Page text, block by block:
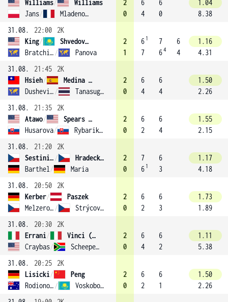
Williams/
Williams
Jans/ Mladenovic (15)
2
0
6
4
6
0
1.04
8.38
31.08.
22:00
2K
King/
Shvedova (5)
Bratchikova / Panova
2
1
6 1
7
7
64
6
4
1.16
4.31
31.08.
21:45
2K
Hsieh/
Medina Garrigues (16)
Dushevina / Tanasugarn
2
0
6
4
6
4
1.50
2.26
31.08.
21:35
2K
Atawo/
Spears (9)
Husarova/ Rybarikova
2
0
6
2
6
4
1.55
2.15
31.08.
21:20
2K
Sestini Hlaváčková /
Hradecká (3)
Barthel / Maria
2
0
7
6 1
6
3
1.17
4.18
31.08.
20:50
2K
Kerber/
Paszek
Melzerová / Strýcová (10)
2
0
6
2
6
3
1.73
1.89
31.08.
20:30
2K
Errani/
Vinci (2)
Craybas/ Scheepers
2
0
6
4
6
2
1.11
5.38
31.08.
20:25
2K
Lisicki/
Peng
Rodionova / Voskoboeva (12)
2
0
6
2
6
1
1.50
2.26